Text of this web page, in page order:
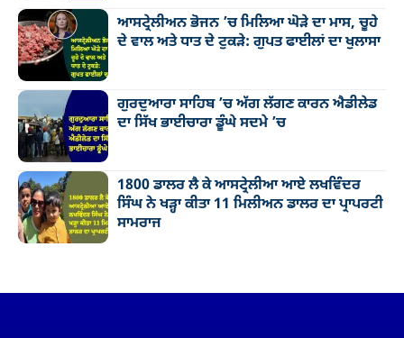
ਆਸਟ੍ਰੇਲੀਅਨ ਭੋਜਨ ’ਚ ਮਿਲਿਆ ਘੋੜੇ ਦਾ ਮਾਸ, ਚੂਹੇ
ਦੇ ਵਾਲ ਅਤੇ ਧਾਤ ਦੇ ਟੁਕੜੇ: ਗੁਪਤ ਫਾਈਲਾਂ ਦਾ ਖੁਲਾਸਾ
ਗੁਰਦੁਆਰਾ ਸਾਹਿਬ ’ਚ ਅੱਗ ਲੱਗਣ ਕਾਰਨ ਐਡੀਲੇਡ
ਦਾ ਸਿੱਖ ਭਾਈਚਾਰਾ ਡੂੰਘੇ ਸਦਮੇ ’ਚ
1800 ਡਾਲਰ ਲੈ ਕੇ ਆਸਟ੍ਰੇਲੀਆ ਆਏ ਲਖਵਿੰਦਰ
ਸਿੰਘ ਨੇ ਖੜ੍ਹਾ ਕੀਤਾ 11 ਮਿਲੀਅਨ ਡਾਲਰ ਦਾ ਪ੍ਰਾਪਰਟੀ
ਸਾਮਰਾਜ